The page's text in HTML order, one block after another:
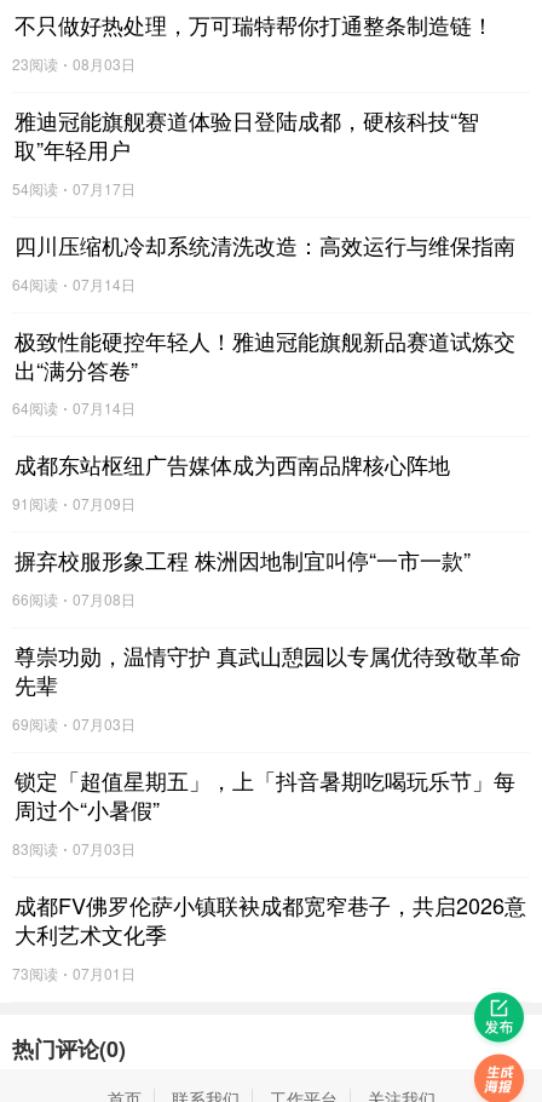
二、瑞狮献福：传统仪式寄寓美好
步履矫健，气势昂扬。蓝景李总、张总执笔为瑞狮点睛。点
左眼，放眼全球，拓市场渠道，海内外订单源源不断；点右
头，鸿运当头，预祝新基地项目顺风顺水，智能制造蹄疾步
稳。
瑞狮吐青，寓意天降财禄；领导接青，承接鸿运昌隆。在传
统仪式的吉祥寓意中，蓝景人将对未来的笃定与信心，化作
不只做好热处理，万可瑞特帮你打通整条制造链！
23阅读 08月03日
雅迪冠能旗舰赛道体验日登陆成都，硬核科技“智
取”年轻用户
54阅读 07月17日
四川压缩机冷却系统清洗改造：高效运行与维保指南
64阅读 07月14日
极致性能硬控年轻人！雅迪冠能旗舰新品赛道试炼交
出“满分答卷”
64阅读 07月14日
成都东站枢纽广告媒体成为西南品牌核心阵地
91阅读 07月09日
摒弃校服形象工程 株洲因地制宜叫停“一市一款”
66阅读 07月08日
尊崇功勋，温情守护 真武山憩园以专属优待致敬革命
先辈
69阅读 07月03日
锁定「超值星期五」，上「抖音暑期吃喝玩乐节」每
周过个“小暑假”
83阅读 07月03日
成都FV佛罗伦萨小镇联袂成都宽窄巷子，共启2026意
大利艺术文化季
73阅读 07月01日
热门评论(0)